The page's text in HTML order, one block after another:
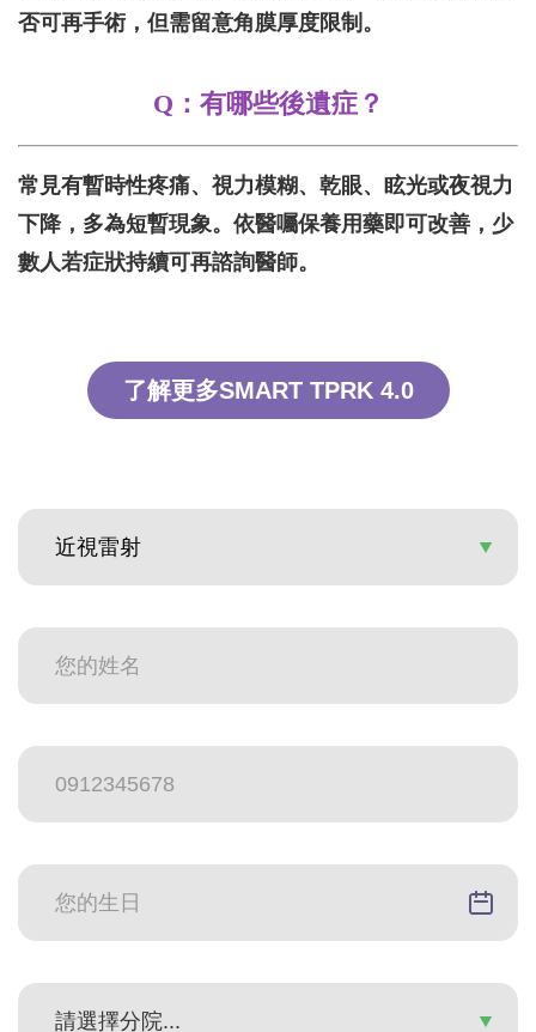
否可再手術，但需留意角膜厚度限制。
Q ： 有哪些後遺症？
常見有暫時性疼痛、視力模糊、乾眼、眩光或夜視力
下降，多為短暫現象。依醫囑保養用藥即可改善，少
數人若症狀持續可再諮詢醫師。
了解更多SMART TPRK 4.0